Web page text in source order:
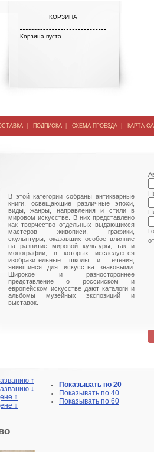
КОРЗИНА
Корзина пуста
| ПОДПИСКА | СХЕМА ПРОЕЗДА | КАРТА
В этой категории собраны антикварные
книги, освещающие различные эпохи,
виды, жанры, направления и стили в
мировом искусстве. В них представлено
как творчество отдельных выдающихся
мастеров живописи, графики,
скульптуры, оказавших особое влияние
на развитие мировой культуры, так и
монографии, в которых исследуются
изобразительные школы и течения,
явившиеся для искусства знаковыми.
Широкое и разностороннее
представление о российском и
европейском искусстве дают каталоги и
альбомы музейных экспозиций и
выставок.
↑
↓
↑
↓
Показывать по 20
Показывать по 40
Показывать по 60